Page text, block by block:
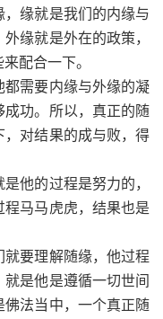
缘就是我们的内缘与
缘就是外在的政策，
配合一下。
需要内缘与外缘的凝
功。所以，真正的随
对结果的成与败，得
他的过程是努力的，
马马虎虎，结果也是
要理解随缘，他过程
是他是遵循一切世间
法当中，一个真正随